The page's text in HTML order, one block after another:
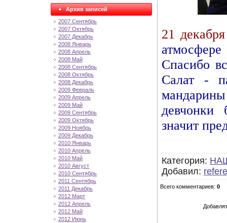
Архив записей
2007 Сентябрь
2007 Октябрь
2007 Декабрь
2008 Январь
2008 Апрель
2008 Май
2008 Сентябрь
2008 Октябрь
2008 Декабрь
2009 Февраль
2009 Апрель
2009 Май
2009 Сентябрь
2009 Октябрь
2009 Ноябрь
2009 Декабрь
2010 Январь
2010 Апрель
2010 Май
2010 Август
2010 Сентябрь
2011 Сентябрь
2011 Декабрь
2012 Март
2012 Апрель
2012 Май
2012 Июнь
21
Спасибо
Салат -
значит
Категория:
Добавил:
Всего комментариев: 0